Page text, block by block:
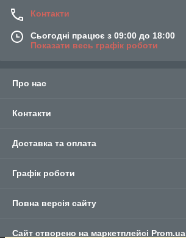
Контакти
Сьогодні працює з 09:00 до 18:00
Показати весь графік роботи
Про нас
Контакти
Доставка та оплата
Графік роботи
Повна версія сайту
Сайт створено на маркетплейсі Prom.ua